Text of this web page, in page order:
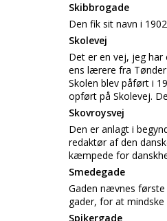
Skibbrogade
Den fik sit navn i
Skolevej
Det er en vej, jeg har
ens lærere fra
Skolen blev påført i
opført på Skolevej.
Skovroysvej
Den er anlagt i
redaktør af den
kæmpede for
Smedegade
Gaden nævnes
gader, for at mindske
Spikergade